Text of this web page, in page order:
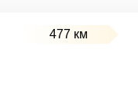
477 км